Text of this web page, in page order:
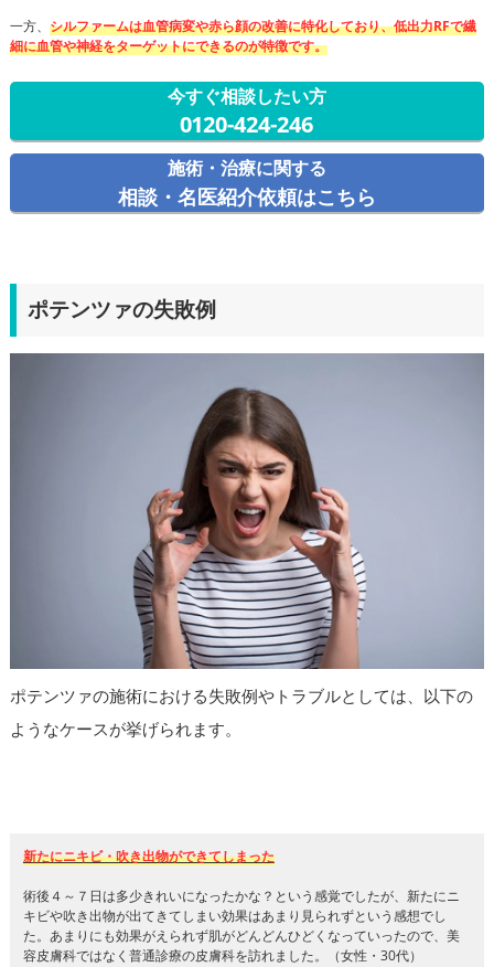
一方、 シルファームは血管病変や赤ら顔の改善に特化しており、低出力RFで繊
細に血管や神経をターゲットにできるのが特徴です。
今すぐ相談したい方
0120-424-246
施術・治療に関する
相談・名医紹介依頼はこちら
ポテンツァの失敗例
ポテンツァの施術における失敗例やトラブルとしては、以下の
ようなケースが挙げられます。
新たにニキビ・吹き出物ができてしまった
術後４～７日は多少きれいになったかな？という感覚でしたが、新たにニ
キビや吹き出物が出てきてしまい効果はあまり見られずという感想でし
た。あまりにも効果がえられず肌がどんどんひどくなっていったので、美
容皮膚科ではなく普通診療の皮膚科を訪れました。（女性・30代）